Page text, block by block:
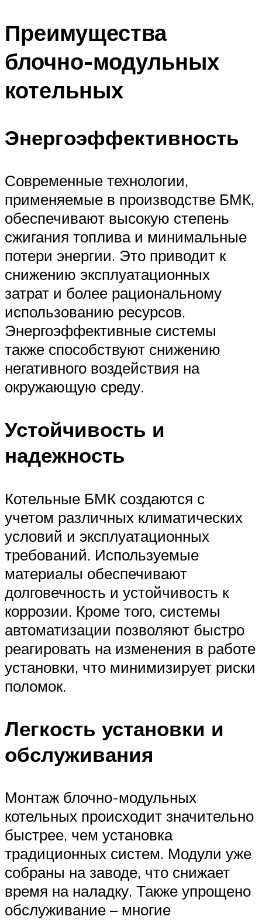
Преимущества
блочно-модульных
котельных
Энергоэффективность
Современные технологии,
применяемые в производстве БМК,
обеспечивают высокую степень
сжигания топлива и минимальные
потери энергии. Это приводит к
снижению эксплуатационных
затрат и более рациональному
использованию ресурсов.
Энергоэффективные системы
также способствуют снижению
негативного воздействия на
окружающую среду.
Устойчивость и
надежность
Котельные БМК создаются с
учетом различных климатических
условий и эксплуатационных
требований. Используемые
материалы обеспечивают
долговечность и устойчивость к
коррозии. Кроме того, системы
автоматизации позволяют быстро
реагировать на изменения в работе
установки, что минимизирует риски
поломок.
Легкость установки и
обслуживания
Монтаж блочно-модульных
котельных происходит значительно
быстрее, чем установка
традиционных систем. Модули уже
собраны на заводе, что снижает
время на наладку. Также упрощено
обслуживание – многие